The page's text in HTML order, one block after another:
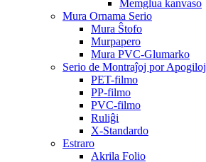
Memglua kanvaso
Mura Ornama Serio
Mura Ŝtofo
Murpapero
Mura PVC-Glumarko
Serio de Montraĵoj por Apogiloj
PET-filmo
PP-filmo
PVC-filmo
Ruliĝi
X-Standardo
Estraro
Akrila Folio